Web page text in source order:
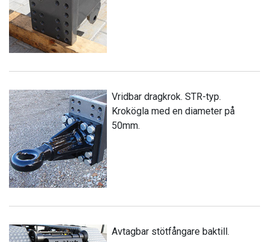
Vridbar dragkrok. STR-typ.
Krokögla med en diameter på
50mm.
Avtagbar stötfångare baktill.